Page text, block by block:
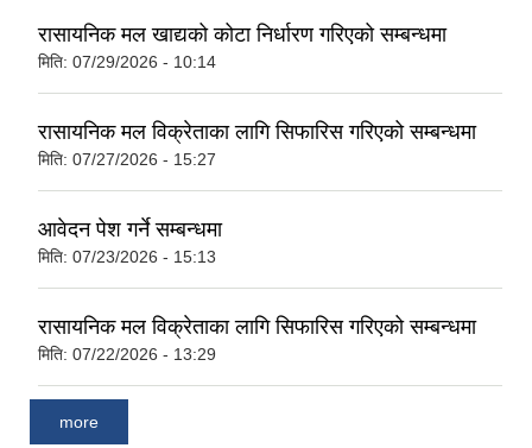
रासायनिक मल खाद्यको कोटा निर्धारण गरिएको सम्बन्धमा
मिति: 07/29/2026 - 10:14
रासायनिक मल विक्रेताका लागि सिफारिस गरिएको सम्बन्धमा
मिति: 07/27/2026 - 15:27
आवेदन पेश गर्ने सम्बन्धमा
मिति: 07/23/2026 - 15:13
रासायनिक मल विक्रेताका लागि सिफारिस गरिएको सम्बन्धमा
मिति: 07/22/2026 - 13:29
more